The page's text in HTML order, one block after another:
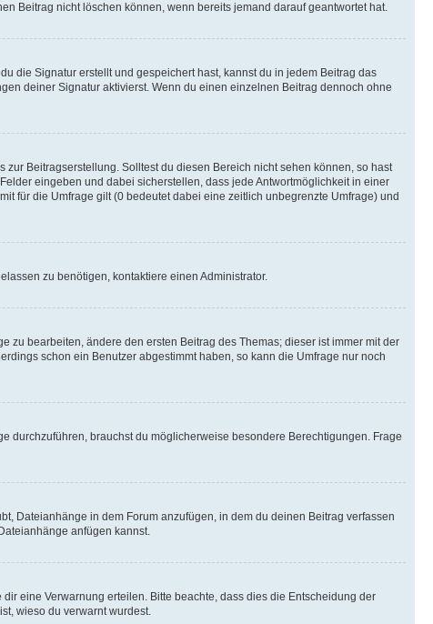
Beitrag nicht löschen können, wenn bereits jemand darauf geantwortet hat.
die Signatur erstellt und gespeichert hast, kannst du in jedem Beitrag das
deiner Signatur aktivierst. Wenn du einen einzelnen Beitrag dennoch ohne
Beitragserstellung. Solltest du diesen Bereich nicht sehen können, so hast
eingeben und dabei sicherstellen, dass jede Antwortmöglichkeit in einer
für die Umfrage gilt (0 bedeutet dabei eine zeitlich unbegrenzte Umfrage) und
zu benötigen, kontaktiere einen Administrator.
zu bearbeiten, ändere den ersten Beitrag des Themas; dieser ist immer mit der
schon ein Benutzer abgestimmt haben, so kann die Umfrage nur noch
durchzuführen, brauchst du möglicherweise besondere Berechtigungen. Frage
Dateianhänge in dem Forum anzufügen, in dem du deinen Beitrag verfassen
anfügen kannst.
eine Verwarnung erteilen. Bitte beachte, dass dies die Entscheidung der
wieso du verwarnt wurdest.